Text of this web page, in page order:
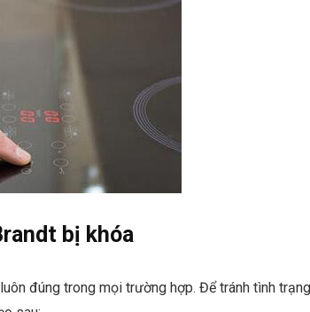
bị khóa
đúng trong mọi trường hợp. Để tránh tình